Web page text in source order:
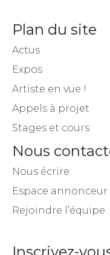
Plan du site
Actus
Expos
Artiste en vue !
Appels à projet
Stages et cours
Nous
Nous écrire
Espace annonceur
Rejoindre l’équipe